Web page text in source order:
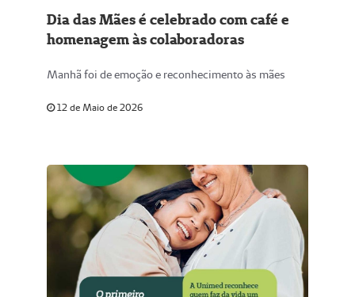
Dia das Mães é celebrado com café e
homenagem às colaboradoras
Manhã foi de emoção e reconhecimento às mães
12 de Maio de 2026